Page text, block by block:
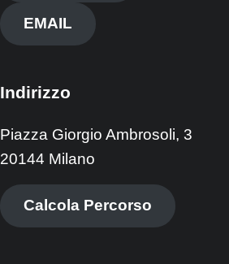
EMAIL
Indirizzo
Piazza Giorgio Ambrosoli, 3
20144 Milano
Calcola Percorso